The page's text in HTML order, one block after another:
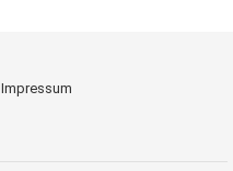
Impressum